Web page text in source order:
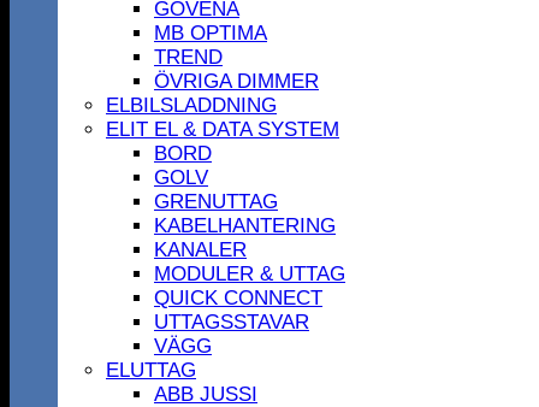
GOVENA
MB OPTIMA
TREND
ÖVRIGA DIMMER
ELBILSLADDNING
ELIT EL & DATA SYSTEM
BORD
GOLV
GRENUTTAG
KABELHANTERING
KANALER
MODULER & UTTAG
QUICK CONNECT
UTTAGSSTAVAR
VÄGG
ELUTTAG
ABB JUSSI